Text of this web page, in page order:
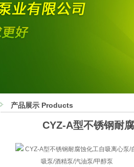
产品展示 Products
CYZ-A型不锈钢耐